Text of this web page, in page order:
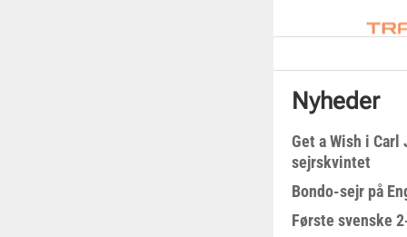
Nyheder
Get a Wish i Carl
sejrskvintet
Bondo-sejr på
Første svenske